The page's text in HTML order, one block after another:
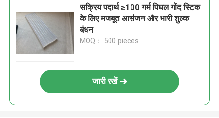
सक्रिय पदार्थ ≥100 गर्म पिघल गोंद स्टिक
के लिए मजबूत आसंजन और भारी शुल्क
बंधन
MOQ： 500 pieces
जारी रखें